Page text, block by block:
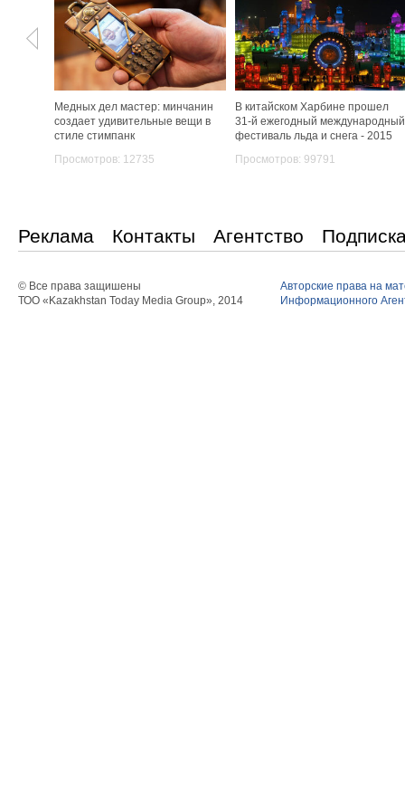
Медных дел мастер: минчанин
создает удивительные вещи в
стиле стимпанк
Просмотров: 12735
В китайском Харбине прошел
31-й ежегодный международный
фестиваль льда и снега - 2015
Просмотров: 99791
Реклама Контакты Агентство
© Все права защишены
ТОО «Kazakhstan Today Media Group», 2014
Авторские права на
Информационного